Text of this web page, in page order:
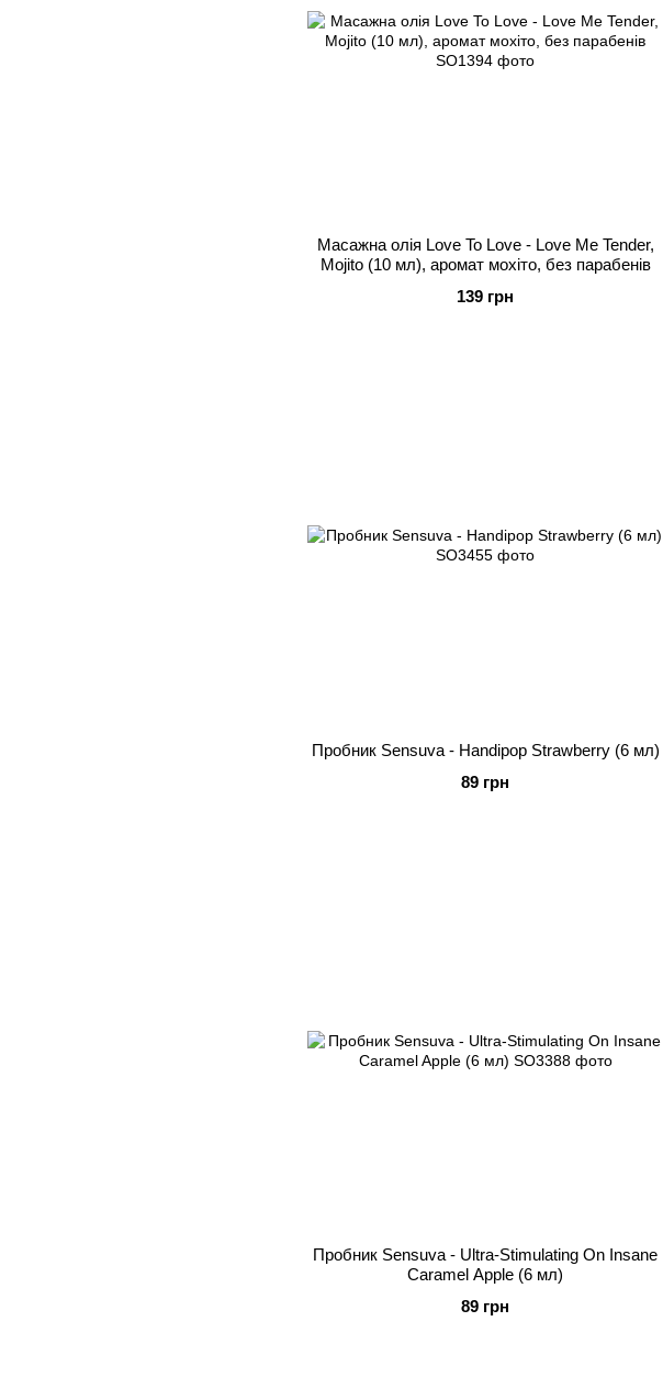
Масажна олія Love To Love - Love Me Tender,
Mojito (10 мл), аромат мохіто, без парабенів
139 грн
Пробник Sensuva - Handipop Strawberry (6 мл)
89 грн
Пробник Sensuva - Ultra-Stimulating On Insane
Caramel Apple (6 мл)
89 грн